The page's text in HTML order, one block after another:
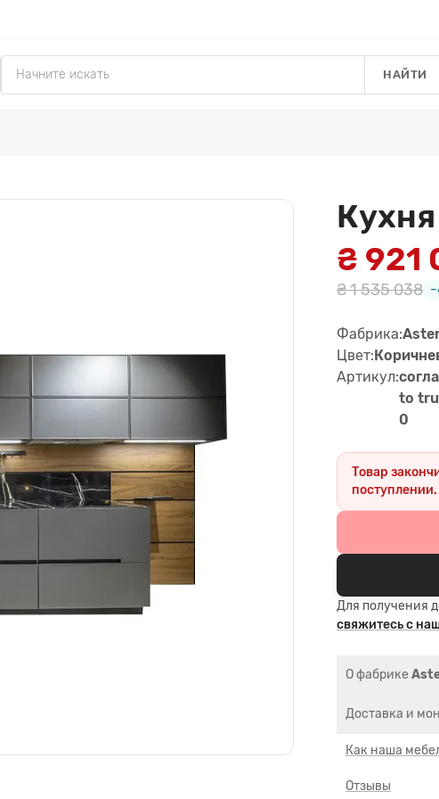
НАЙТИ
Кухня
₴ 921
₴ 1 535 038 -
Фабрика:
Цвет:
Артикул:
to
0
Товар
поступлении.
Для получения
свяжитесь с
О фабрике
Доставка и
Как наша
Отзывы